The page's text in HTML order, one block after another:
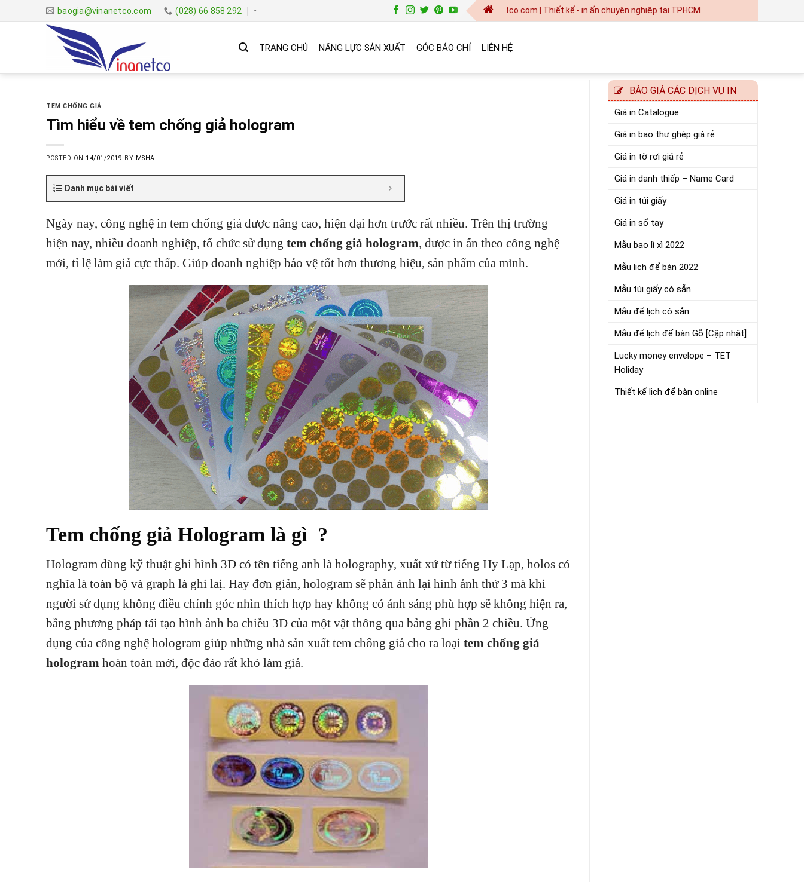
to
baogia@vinanetco.com (028) 66 858 292 - baogia@vinanetco.com | Thiết kế - in ấn chuyên nghiệp tại TPHCM
TRANG CHỦ NĂNG LỰC SẢN XUẤT GÓC BÁO CHÍ LIÊN HỆ
TEM CHỐNG GIẢ
Tìm hiểu về tem chống giả hologram
POSTED ON 14/01/2019 BY MSHA
Danh mục bài viết
Ngày nay, công nghệ in tem chống giả được nâng cao, hiện đại hơn trước rất nhiều. Trên thị trường
hiện nay, nhiều doanh nghiệp, tổ chức sử dụng tem chống giả hologram, được in ấn theo công nghệ
mới, tỉ lệ làm giả cực thấp. Giúp doanh nghiệp bảo vệ tốt hơn thương hiệu, sản phẩm của mình.
Tem chống giả Hologram là gì ?
Hologram dùng kỹ thuật ghi hình 3D có tên tiếng anh là holography, xuất xứ từ tiếng Hy Lạp, holos có
nghĩa là toàn bộ và graph là ghi laị. Hay đơn giản, hologram sẽ phản ánh lại hình ảnh thứ 3 mà khi
người sử dụng không điều chỉnh góc nhìn thích hợp hay không có ánh sáng phù hợp sẽ không hiện ra,
bằng phương pháp tái tạo hình ảnh ba chiều 3D của một vật thông qua bảng ghi phần 2 chiều. Ứng
dụng của công nghệ hologram giúp những nhà sản xuất tem chống giả cho ra loại tem chống giả
hologram hoàn toàn mới, độc đáo rất khó làm giả.
BÁO GIÁ CÁC DỊCH VỤ IN
Giá in Catalogue
Giá in bao thư ghép giá rẻ
Giá in tờ rơi giá rẻ
Giá in danh thiếp – Name Card
Giá in túi giấy
Giá in sổ tay
Mẫu bao lì xì 2022
Mẫu lịch để bàn 2022
Mẫu túi giấy có sẵn
Mẫu đế lịch có sẵn
Mẫu đế lịch để bàn Gỗ [Cập nhật]
Lucky money envelope – TET
Holiday
Thiết kế lịch để bàn online